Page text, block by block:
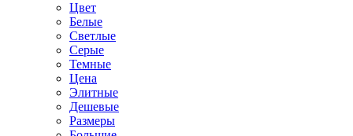
Цвет
Белые
Светлые
Серые
Темные
Цена
Элитные
Дешевые
Размеры